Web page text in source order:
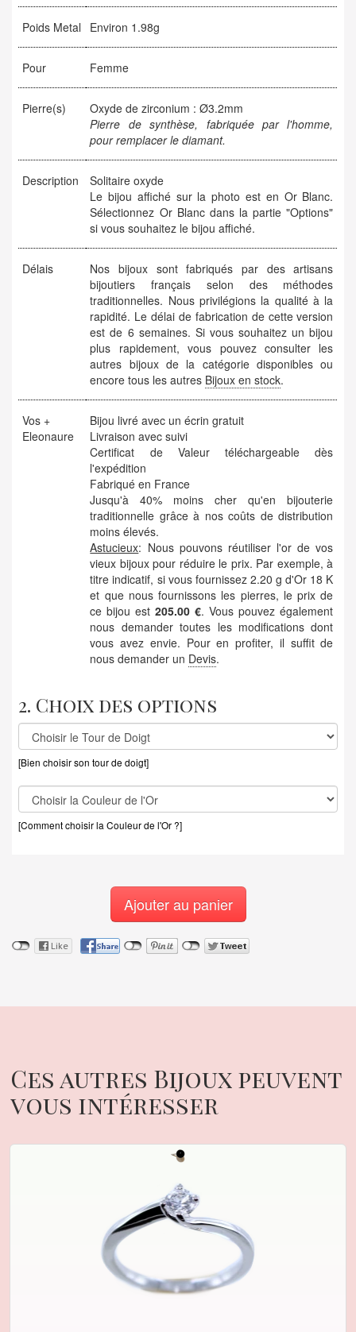
Poids Metal Environ 1.98g
Pour Femme
Pierre(s)
Oxyde de zirconium : Ø3.2mm
Pierre de synthèse, fabriquée par l'homme,
pour remplacer le diamant.
Description
Solitaire oxyde
Le bijou affiché sur la photo est en Or Blanc.
Sélectionnez Or Blanc dans la partie "Options"
si vous souhaitez le bijou affiché.
Délais
Nos bijoux sont fabriqués par des artisans
bijoutiers français selon des méthodes
traditionnelles. Nous privilégions la qualité à la
rapidité. Le délai de fabrication de cette version
est de 6 semaines. Si vous souhaitez un bijou
plus rapidement, vous pouvez consulter les
autres bijoux de la catégorie disponibles ou
encore tous les autres Bijoux en stock.
Vos +
Eleonaure
Bijou livré avec un écrin gratuit
Livraison avec suivi
Certificat de Valeur téléchargeable dès
l'expédition
Fabriqué en France
Jusqu'à 40% moins cher qu'en bijouterie
traditionnelle grâce à nos coûts de distribution
moins élevés.
Astucieux: Nous pouvons réutiliser l'or de vos
vieux bijoux pour réduire le prix. Par exemple, à
titre indicatif, si vous fournissez 2.20 g d'Or 18 K
et que nous fournissons les pierres, le prix de
ce bijou est205.00 €. Vous pouvez également
nous demander toutes les modifications dont
vous avez envie. Pour en profiter, il suffit de
nous demander un Devis.
2. Choix des options
[Bien choisir son tour de doigt]
[Comment choisir la Couleur de l'Or ?]
Ajouter au panier
Ces autres Bijoux peuvent
vous intéresser